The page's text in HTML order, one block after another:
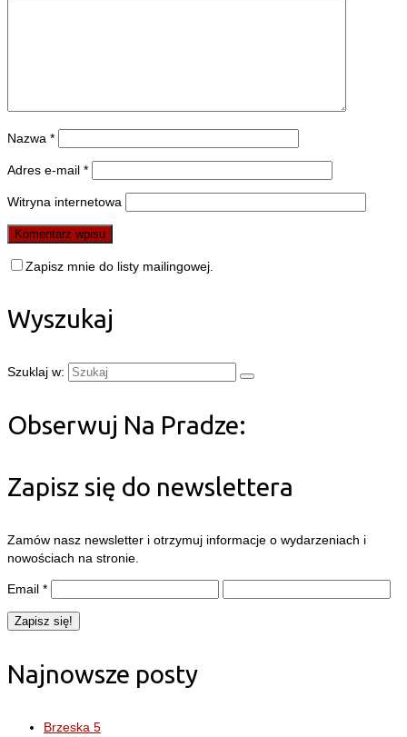
Nazwa *
Adres e-mail *
Witryna internetowa
Zapisz mnie do listy mailingowej.
Wyszukaj
Szuklaj w:
Obserwuj Na Pradze:
Zapisz się do newslettera
Zamów nasz newsletter i otrzymuj informacje o wydarzeniach i
nowościach na stronie.
Email *
Najnowsze posty
Brzeska 5